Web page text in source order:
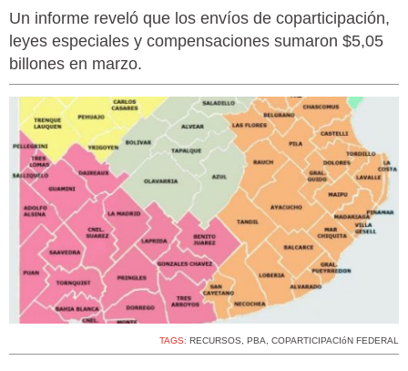
Un informe reveló que los envíos de coparticipación,
leyes especiales y compensaciones sumaron $5,05
billones en marzo.
TAGS: RECURSOS, PBA, COPARTICIPACIóN FEDERAL